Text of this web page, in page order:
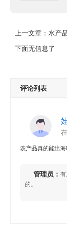
上一文章： 水产
下面无信息了
评论列表
在
农产品真的能出海
管理员：
的。